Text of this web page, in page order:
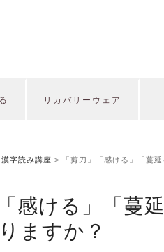
リカバリーウェア
漢字読み講座 > 「剪刀」「感ける」「蔓
「感ける」「蔓
ますか？